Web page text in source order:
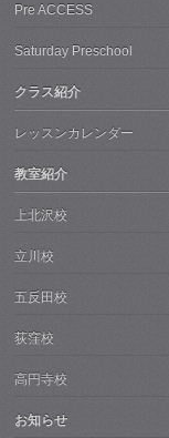
Pre ACCESS
Saturday Preschool
クラス紹介
レッスンカレンダー
教室紹介
上北沢校
立川校
五反田校
荻窪校
高円寺校
お知らせ